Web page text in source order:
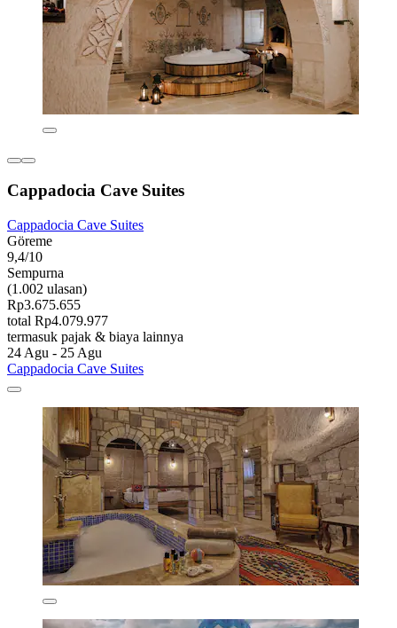
Cappadocia Cave Suites
Cappadocia Cave Suites
Göreme
9,4/10
Sempurna
(1.002 ulasan)
Rp3.675.655
total Rp4.079.977
termasuk pajak & biaya lainnya
24 Agu - 25 Agu
Cappadocia Cave Suites